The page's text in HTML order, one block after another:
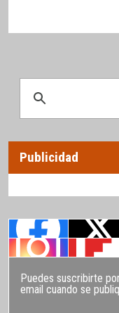
Publicidad
Puedes suscribirte
email cuando se